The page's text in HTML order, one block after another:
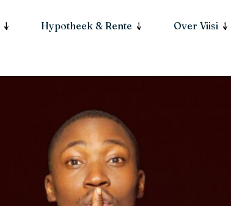
Hypotheek & Rente Over Viisi